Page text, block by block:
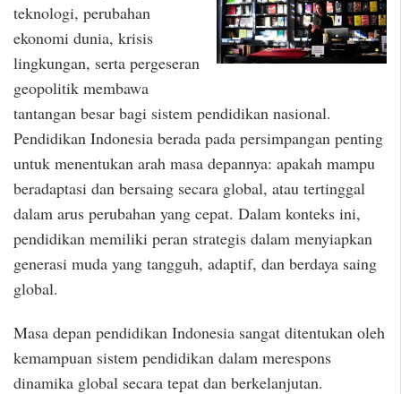
teknologi, perubahan
ekonomi dunia, krisis
lingkungan, serta pergeseran
geopolitik membawa
tantangan besar bagi sistem pendidikan nasional.
Pendidikan Indonesia berada pada persimpangan penting
untuk menentukan arah masa depannya: apakah mampu
beradaptasi dan bersaing secara global, atau tertinggal
dalam arus perubahan yang cepat. Dalam konteks ini,
pendidikan memiliki peran strategis dalam menyiapkan
generasi muda yang tangguh, adaptif, dan berdaya saing
global.
Masa depan pendidikan Indonesia sangat ditentukan oleh
kemampuan sistem pendidikan dalam merespons
dinamika global secara tepat dan berkelanjutan.